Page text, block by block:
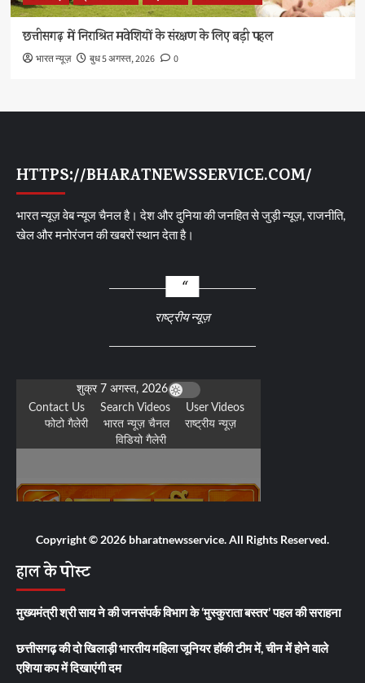
छत्तीसगढ़ में निराश्रित मवेशियों के संरक्षण के लिए बड़ी पहल
भारत न्यूज़ बुध 5 अगस्त, 2026 0
HTTPS://BHARATNEWSSERVICE.COM/
भारत न्यूज़ वेब न्यूज चैनल है। देश और दुनिया की जनहित से जुड़ी न्यूज़, राजनीति,
खेल और मनोरंजन की खबरों स्थान देता है।
राष्ट्रीय न्यूज़
Copyright © 2026 bharatnewsservice. All Rights Reserved.
हाल के पोस्ट
मुख्यमंत्री श्री साय ने की जनसंपर्क विभाग के ‘मुस्कुराता बस्तर’ पहल की सराहना
छत्तीसगढ़ की दो खिलाड़ी भारतीय महिला जूनियर हॉकी टीम में, चीन में होने वाले
एशिया कप में दिखाएंगी दम